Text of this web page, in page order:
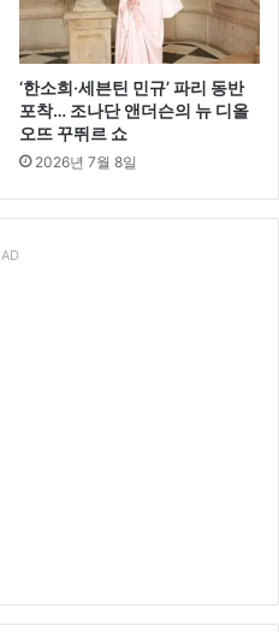
‘한소희·세븐틴 민규’ 파리 동반
포착… 조나단 앤더슨의 뉴 디올
오뜨 꾸뛰르 쇼
2026년 7월 8일
AD